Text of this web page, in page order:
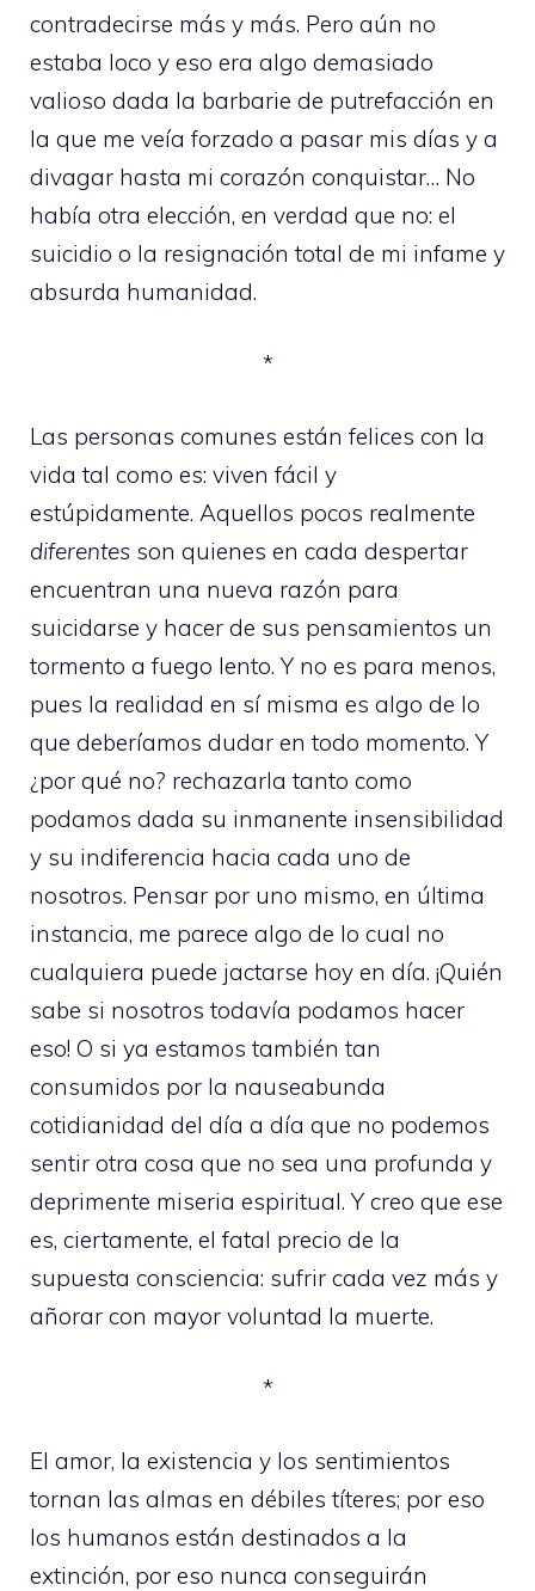
contradecirse más y más. Pero aún no
estaba loco y eso era algo demasiado
valioso dada la barbarie de putrefacción en
la que me veía forzado a pasar mis días y a
divagar hasta mi corazón conquistar… No
había otra elección, en verdad que no: el
suicidio o la resignación total de mi infame y
absurda humanidad.
*
Las personas comunes están felices con la
vida tal como es: viven fácil y
estúpidamente. Aquellos pocos realmente
diferentes son quienes en cada despertar
encuentran una nueva razón para
suicidarse y hacer de sus pensamientos un
tormento a fuego lento. Y no es para menos,
pues la realidad en sí misma es algo de lo
que deberíamos dudar en todo momento. Y
¿por qué no? rechazarla tanto como
podamos dada su inmanente insensibilidad
y su indiferencia hacia cada uno de
nosotros. Pensar por uno mismo, en última
instancia, me parece algo de lo cual no
cualquiera puede jactarse hoy en día. ¡Quién
sabe si nosotros todavía podamos hacer
eso! O si ya estamos también tan
consumidos por la nauseabunda
cotidianidad del día a día que no podemos
sentir otra cosa que no sea una profunda y
deprimente miseria espiritual. Y creo que ese
es, ciertamente, el fatal precio de la
supuesta consciencia: sufrir cada vez más y
añorar con mayor voluntad la muerte.
*
El amor, la existencia y los sentimientos
tornan las almas en débiles títeres; por eso
los humanos están destinados a la
extinción, por eso nunca conseguirán